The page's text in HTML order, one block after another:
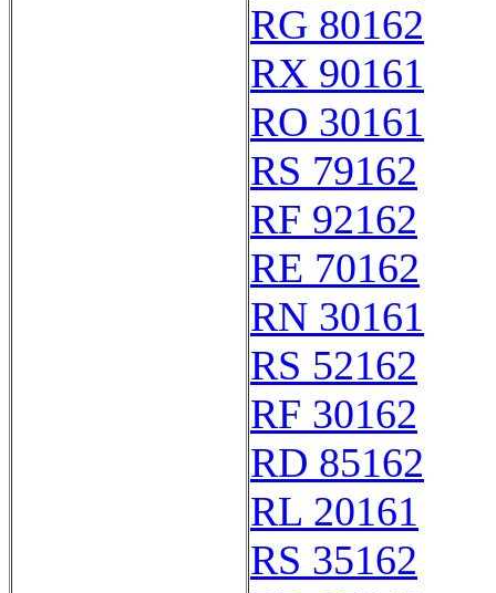
RG 80162
RX 90161
RO 30161
RS 79162
RF 92162
RE 70162
RN 30161
RS 52162
RF 30162
RD 85162
RL 20161
RS 35162